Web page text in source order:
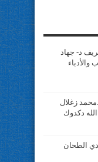
د- جهاد
زغلال
دكدوك
الطحان